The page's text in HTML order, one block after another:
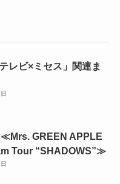
レビ×ミセス」関連ま
≪Mrs. GREEN APPLE
Tour “SHADOWS”≫